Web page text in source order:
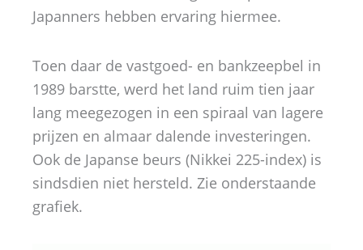
Japanners hebben ervaring hiermee.
Toen daar de vastgoed- en bankzeepbel in
1989 barstte, werd het land ruim tien jaar
lang meegezogen in een spiraal van lagere
prijzen en almaar dalende investeringen.
Ook de Japanse beurs (Nikkei 225-index) is
sindsdien niet hersteld. Zie onderstaande
grafiek.